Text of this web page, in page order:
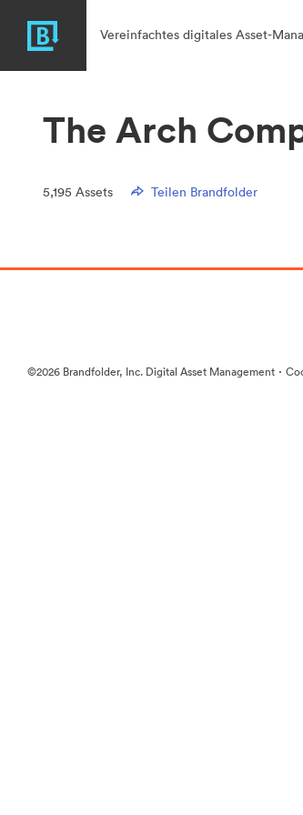
Vereinfachtes digitales Asset-
The Arch
5,195 Assets Teilen Brandfolder
©2026 Brandfolder, Inc. Digital Asset Management ·